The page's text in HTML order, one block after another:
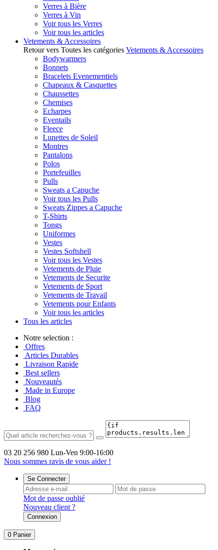
Verres à Bière
Verres à Vin
Voir tous les Verres
Voir tous les articles
Vetements & Accessoires
Retour vers Toutes les catégories Vetements & Accessoires
Bodywarmers
Bonnets
Bracelets Evenementiels
Chapeaux & Casquettes
Chaussettes
Chemises
Echarpes
Eventails
Fleece
Lunettes de Soleil
Montres
Pantalons
Polos
Portefeuilles
Pulls
Sweats a Capuche
Voir tous les Pulls
Sweats Zippes a Capuche
T-Shirts
Tongs
Uniformes
Vestes
Vestes Softshell
Voir tous les Vestes
Vetements de Pluie
Vetements de Securite
Vetements de Sport
Vetements de Travail
Vetements pour Enfants
Voir tous les articles
Tous les articles
Notre selection :
Offres
Articles Durables
Livraison Rapide
Best sellers
Nouveautés
Made in Europe
Blog
FAQ
03 20 256 980 Lun-Ven 9:00-16:00
Nous sommes ravis de vous aider !
Se Connecter
Mot de passe oublié
Nouveau client ?
Connexion
0 Panier